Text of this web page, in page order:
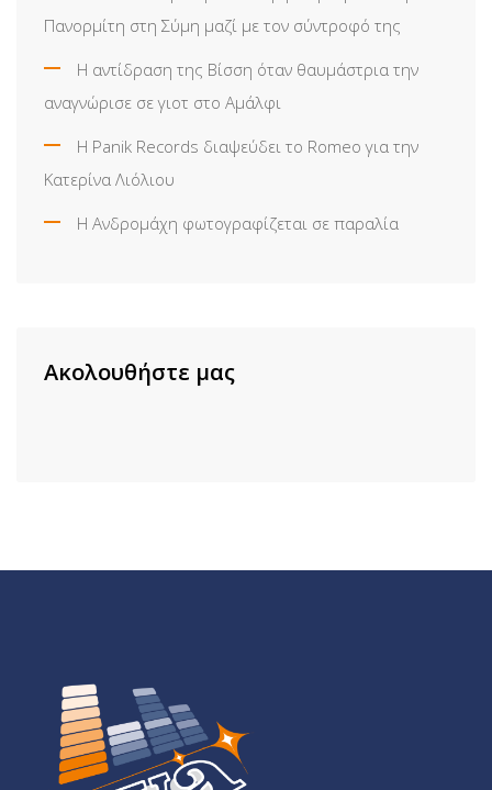
Πανορμίτη στη Σύμη μαζί με τον σύντροφό της
Η αντίδραση της Βίσση όταν θαυμάστρια την
αναγνώρισε σε γιοτ στο Αμάλφι
Η Panik Records διαψεύδει το Romeo για την
Κατερίνα Λιόλιου
Η Ανδρομάχη φωτογραφίζεται σε παραλία
Ακολουθήστε μας